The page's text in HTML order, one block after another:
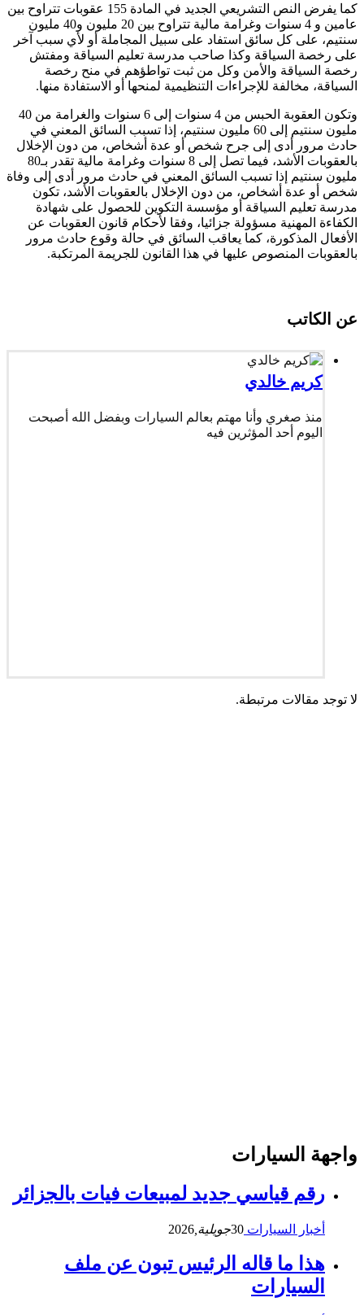
كما يفرض النص التشريعي الجديد في المادة 155 عقوبات تتراوح بين
عامين و 4 سنوات وغرامة مالية تتراوح بين 20 مليون و40 مليون
سنتيم، على كل سائق استفاد على سبيل المجاملة أو لأي سبب آخر
على رخصة السياقة وكذا صاحب مدرسة تعليم السياقة ومفتش
رخصة السياقة والأمن وكل من ثبت تواطؤهم في منح رخصة
السياقة، مخالفة للإجراءات التنظيمية لمنحها أو الاستفادة منها.
وتكون العقوبة الحبس من 4 سنوات إلى 6 سنوات والغرامة من 40
مليون سنتيم إلى 60 مليون سنتيم، إذا تسبب السائق المعني في
حادث مرور أدى إلى جرح شخص أو عدة أشخاص، من دون الإخلال
بالعقوبات الأشد، فيما تصل إلى 8 سنوات وغرامة مالية تقدر بـ80
مليون سنتيم إذا تسبب السائق المعني في حادث مرور أدى إلى وفاة
شخص أو عدة أشخاص، من دون الإخلال بالعقوبات الأشد، تكون
مدرسة تعليم السياقة أو مؤسسة التكوين للحصول على شهادة
الكفاءة المهنية مسؤولة جزائيا، وفقا لأحكام قانون العقوبات عن
الأفعال المذكورة، كما يعاقب السائق في حالة وقوع حادث مرور
بالعقوبات المنصوص عليها في هذا القانون للجريمة المرتكبة.
عن الكاتب
كريم خالدي
منذ صغري وأنا مهتم بعالم السيارات وبفضل الله أصبحت
اليوم أحد المؤثرين فيه
لا توجد مقالات مرتبطة.
واجهة السيارات
رقم قياسي جديد لمبيعات فيات بالجزائر
أخبار السيارات 30جويلية, 2026
هذا ما قاله الرئيس تبون عن ملف
السيارات